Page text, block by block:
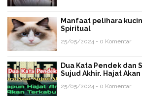
Manfaat pelihara
Spiritual
25/05/2024 - 0 Komentar
Dua Kata Pendek dan
Sujud Akhir. Hajat
25/05/2024 - 0 Komentar